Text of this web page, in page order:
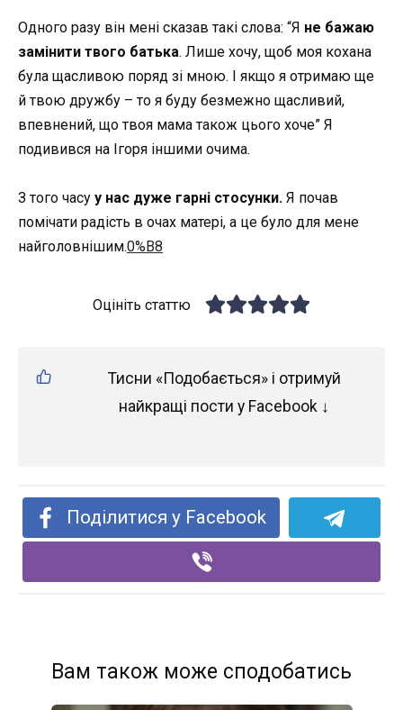
Одного разу він мені сказав такі слова: “Я не бажаю
замінити твого батька. Лише хочу, щоб моя кохана
була щасливою поряд зі мною. І якщо я отримаю ще
й твою дружбу – то я буду безмежно щасливий,
впевнений, що твоя мама також цього хоче” Я
подивився на Ігоря іншими очима.
З того часу у нас дуже гарні стосунки. Я почав
помічати радість в очах матері, а це було для мене
найголовнішим.0%B8
Оцініть статтю
Тисни «Подобається» і отримуй
найкращі пости у Facebook ↓
Поділитися у Facebook
Вам також може сподобатись